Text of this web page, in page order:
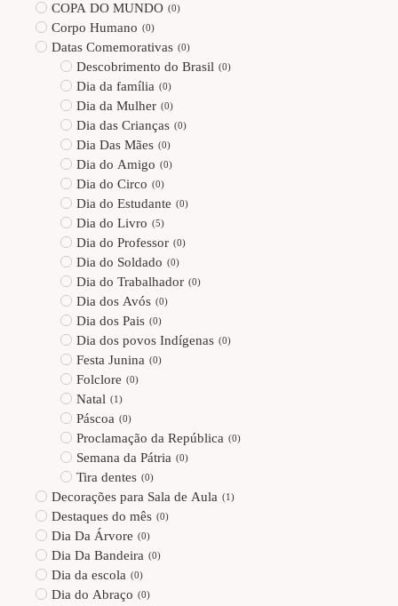
COPA DO MUNDO (0)
Corpo Humano (0)
Datas Comemorativas (0)
Descobrimento do Brasil (0)
Dia da família (0)
Dia da Mulher (0)
Dia das Crianças (0)
Dia Das Mães (0)
Dia do Amigo (0)
Dia do Circo (0)
Dia do Estudante (0)
Dia do Livro (5)
Dia do Professor (0)
Dia do Soldado (0)
Dia do Trabalhador (0)
Dia dos Avós (0)
Dia dos Pais (0)
Dia dos povos Indígenas (0)
Festa Junina (0)
Folclore (0)
Natal (1 )
Páscoa (0)
Proclamação da República (0)
Semana da Pátria (0)
Tira dentes (0)
Decorações para Sala de Aula (1 )
Destaques do mês (0)
Dia Da Árvore (0)
Dia Da Bandeira (0)
Dia da escola (0)
Dia do Abraço (0)